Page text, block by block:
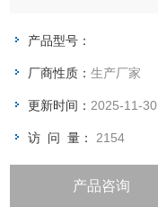
产品型号：
厂商性质：生产厂家
更新时间： 2025-11-30
访 问 量： 2154
产品咨询